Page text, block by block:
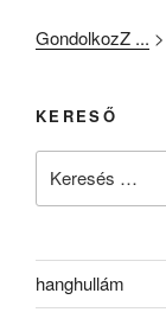
GondolkozZ ... >
KERESŐ
hanghullám